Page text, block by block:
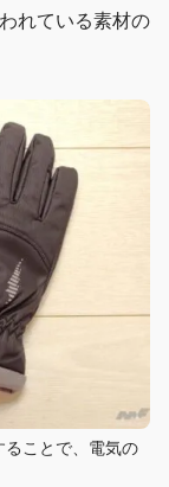
れている素材の
ることで、電気の